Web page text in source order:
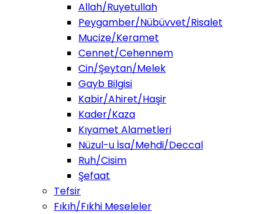
Allah/Ruyetullah
Peygamber/Nübüvvet/Risalet
Mucize/Keramet
Cennet/Cehennem
Cin/Şeytan/Melek
Gayb Bilgisi
Kabir/Ahiret/Haşir
Kader/Kaza
Kıyamet Alametleri
Nüzul-u İsa/Mehdi/Deccal
Ruh/Cisim
Şefaat
Tefsir
Fıkıh/Fıkhi Meseleler